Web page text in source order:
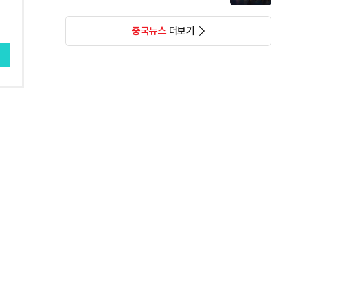
중국뉴스더보기